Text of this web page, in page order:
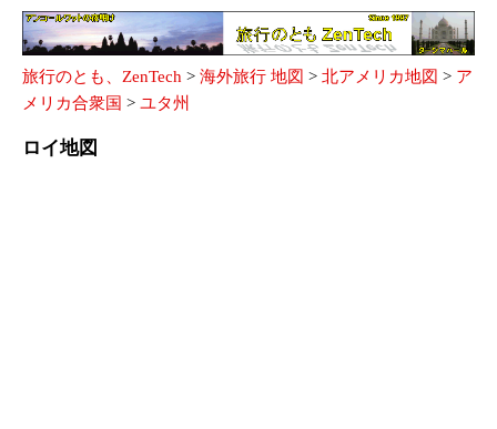
旅行のとも、ZenTech > 海外旅行 地図 > 北アメリカ地図 > ア
メリカ合衆国 > ユタ州
ロイ地図